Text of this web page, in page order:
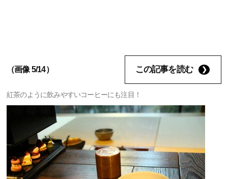
（画像 5/14） この記事を読む
紅茶のように飲みやすいコーヒーにも注目！